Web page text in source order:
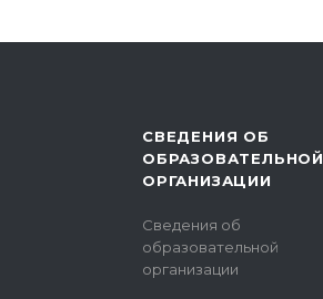
СВЕДЕНИЯ ОБ
ОБРАЗОВАТЕЛЬНОЙ
ОРГАНИЗАЦИИ
Сведения об
образовательной
организации